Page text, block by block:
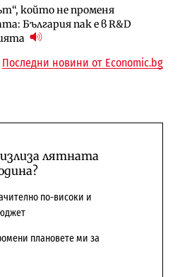
който не променя
България пак е в R&D
толкова е намалял, че големи
да се откажат
Google
ще строи огромен
и отбранителен център в
Последни новини от Economic.bg
лятната
по-високи и
плановете ми за